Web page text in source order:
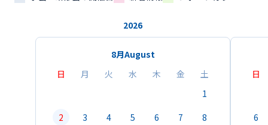
2026
8月August
日
月 火 水 木 金
土
1
2
3 4 5 6 7
8
日
6